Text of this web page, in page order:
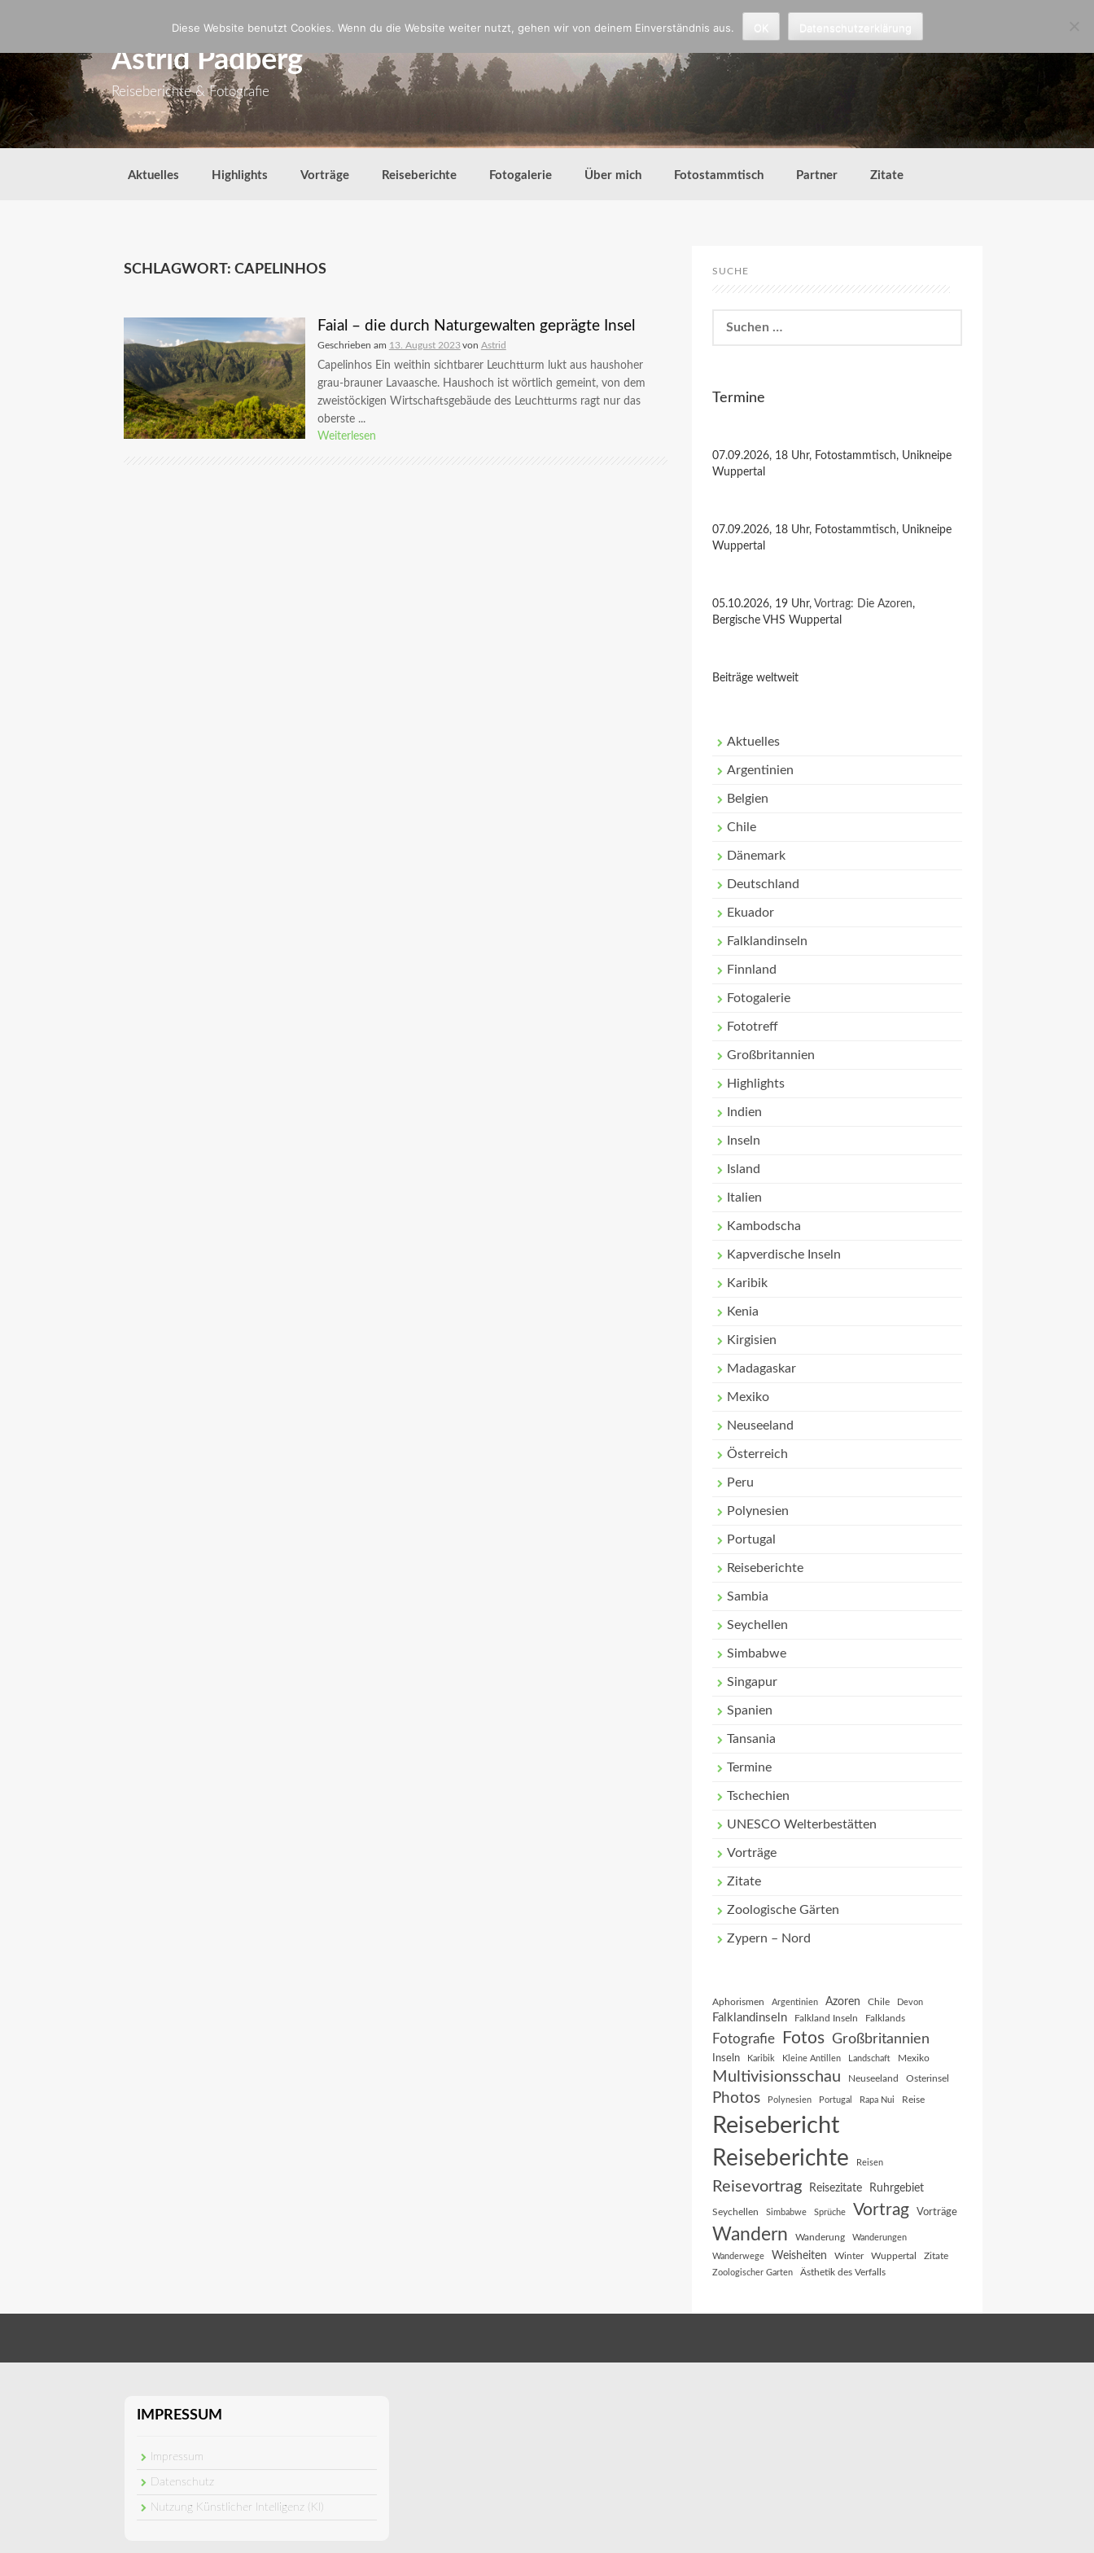
Astrid Padberg
Reiseberichte & Fotografie
Aktuelles Highlights Vorträge Reiseberichte Fotogalerie Über mich Fotostammtisch Partner Zitate
SCHLAGWORT: CAPELINHOS
Faial – die durch Naturgewalten geprägte Insel
Geschrieben am 13. August 2023 von Astrid
Capelinhos Ein weithin sichtbarer Leuchtturm lukt aus haushoher
grau-brauner Lavaasche. Haushoch ist wörtlich gemeint, von dem
zweistöckigen Wirtschaftsgebäude des Leuchtturms ragt nur das
oberste ...
Weiterlesen
SUCHE
nach:
Termine
07.09.2026, 18 Uhr, Fotostammtisch, Unikneipe
Wuppertal
07.09.2026, 18 Uhr, Fotostammtisch, Unikneipe
Wuppertal
05.10.2026, 19 Uhr, Vortrag: Die Azoren,
Bergische VHS Wuppertal
Beiträge weltweit
Aktuelles
Argentinien
Belgien
Chile
Dänemark
Deutschland
Ekuador
Falklandinseln
Finnland
Fotogalerie
Fototreff
Großbritannien
Highlights
Indien
Inseln
Island
Italien
Kambodscha
Kapverdische Inseln
Karibik
Kenia
Kirgisien
Madagaskar
Mexiko
Neuseeland
Österreich
Peru
Polynesien
Portugal
Reiseberichte
Sambia
Seychellen
Simbabwe
Singapur
Spanien
Tansania
Termine
Tschechien
UNESCO Welterbestätten
Vorträge
Zitate
Zoologische Gärten
Zypern – Nord
Aphorismen Argentinien Azoren Chile Devon
Falklandinseln Falkland Inseln Falklands
Fotografie Fotos Großbritannien
Inseln Karibik Kleine Antillen Landschaft Mexiko
Multivisionsschau Neuseeland Osterinsel
Photos Polynesien Portugal Rapa Nui Reise
Reisebericht
Reiseberichte Reisen
Reisevortrag Reisezitate Ruhrgebiet
Seychellen Simbabwe Sprüche Vortrag Vorträge
Wandern Wanderung Wanderungen
Wanderwege Weisheiten Winter Wuppertal Zitate
Zoologischer Garten Ästhetik des Verfalls
IMPRESSUM
Impressum
Datenschutz
Nutzung Künstlicher Intelligenz (KI)
Diese Website benutzt Cookies. Wenn du die Website weiter nutzt, gehen wir von deinem Einverständnis aus.